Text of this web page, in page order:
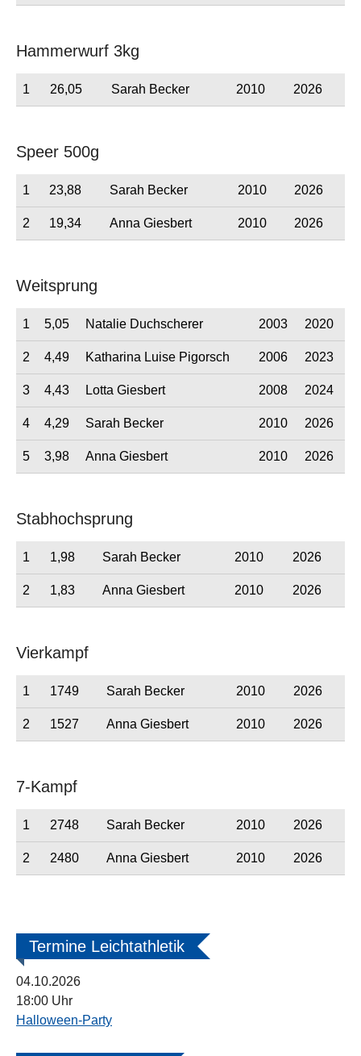
Hammerwurf 3kg
1 26,05 Sarah Becker 2010 2026
Speer 500g
1 23,88 Sarah Becker 2010 2026
2 19,34 Anna Giesbert 2010 2026
Weitsprung
1 5,05 Natalie Duchscherer 2003 2020
2 4,49 Katharina Luise Pigorsch 2006 2023
3 4,43 Lotta Giesbert 2008 2024
4 4,29 Sarah Becker 2010 2026
5 3,98 Anna Giesbert 2010 2026
Stabhochsprung
1 1,98 Sarah Becker 2010 2026
2 1,83 Anna Giesbert 2010 2026
Vierkampf
1 1749 Sarah Becker 2010 2026
2 1527 Anna Giesbert 2010 2026
7-Kampf
1 2748 Sarah Becker 2010 2026
2 2480 Anna Giesbert 2010 2026
Termine Leichtathletik
04.10.2026
18:00 Uhr
Halloween-Party